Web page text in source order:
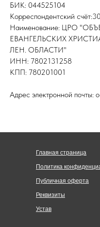
БИК: 044525104
Корреспондентский
Наименование: ЦРО
ЕВАНГЕЛЬСКИХ
ЛЕН. ОБЛАСТИ"
ИНН: 7802131258
КПП: 780201001
Адрес электронной почты:
Главная страница
Политика
Реквизиты
Устав
Публичная оферта